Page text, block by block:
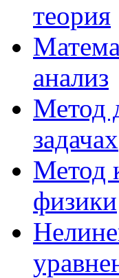
теория
анализ
Метод
задачах
Метод
физики